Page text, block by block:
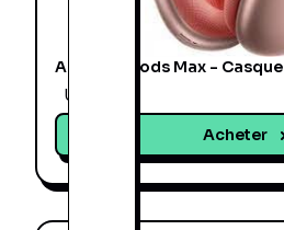
Apple AirPods Max - Casque
Une offre
Acheter